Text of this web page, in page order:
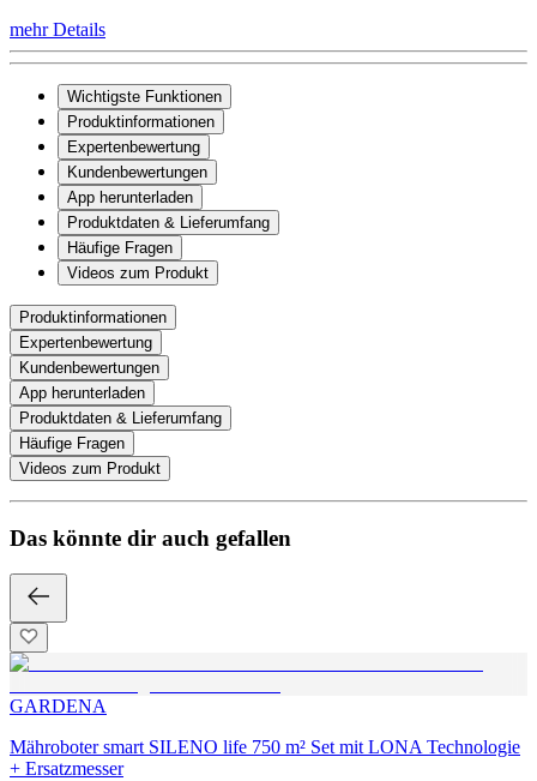
mehr Details
Wichtigste Funktionen
Produktinformationen
Expertenbewertung
Kundenbewertungen
App herunterladen
Produktdaten & Lieferumfang
Häufige Fragen
Videos zum Produkt
Produktinformationen
Expertenbewertung
Kundenbewertungen
App herunterladen
Produktdaten & Lieferumfang
Häufige Fragen
Videos zum Produkt
Das könnte dir auch gefallen
GARDENA
Mähroboter smart SILENO life 750 m² Set mit LONA Technologie
+ Ersatzmesser